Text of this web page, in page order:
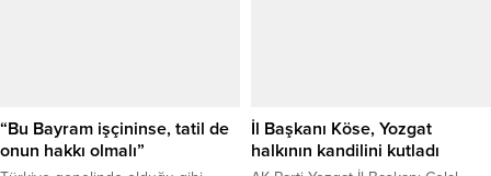
Müfettişleri Başkanı Muzaffer Yaşar,
Şube Müdürü Satılmış Gündüz ve
kurum...
“Bu Bayram işçininse, tatil de
onun hakkı olmalı”
İl Başkanı Köse, Yozgat
halkının kandilini kutladı